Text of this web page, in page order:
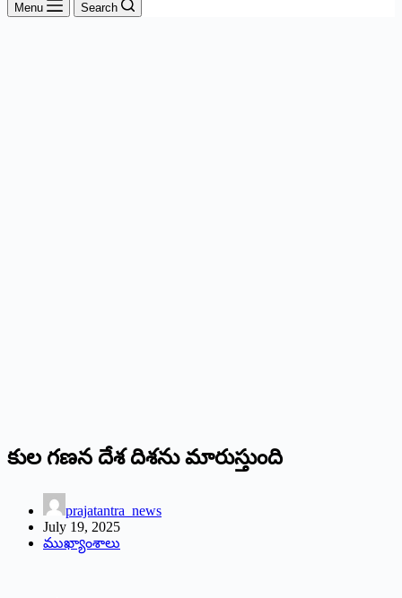
Menu Search
కుల గణన దేశ దిశను మారుస్తుంది
prajatantra_news
July 19, 2025
ముఖ్యాంశాలు